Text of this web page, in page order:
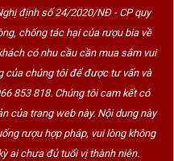
định số 24/2020/NĐ - CP quy
chống tác hại của rượu bia về
có nhu cầu cần mua sắm vui
của chúng tôi để được tư vấn và
853 818. Chúng tôi cam kết có
của trang web này. Nội dung này
rượu hợp pháp, vui lòng không
ai chưa đủ tuổi vị thành niên.